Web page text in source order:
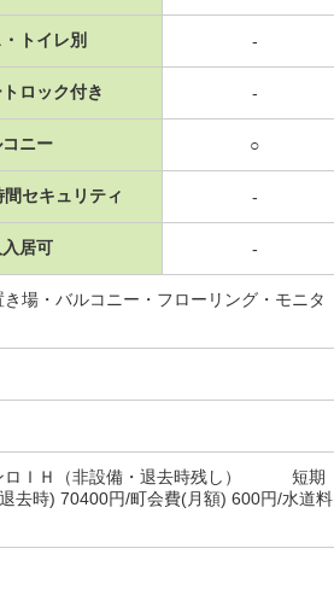
トイレ別 -
ロック付き -
ニー ○
間セキュリティ -
居可 -
場・バルコニー・フローリング・モニタ
ロＩＨ（非設備・退去時残し） 短期
時) 70400円/町会費(月額) 600円/水道料